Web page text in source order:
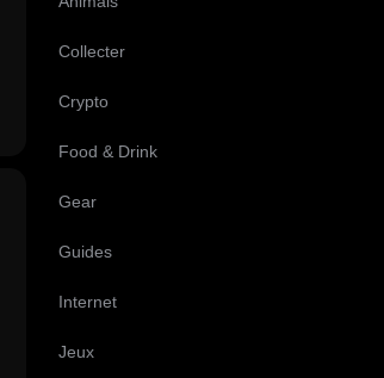
Collecter
Crypto
Food & Drink
Gear
Guides
Internet
Jeux